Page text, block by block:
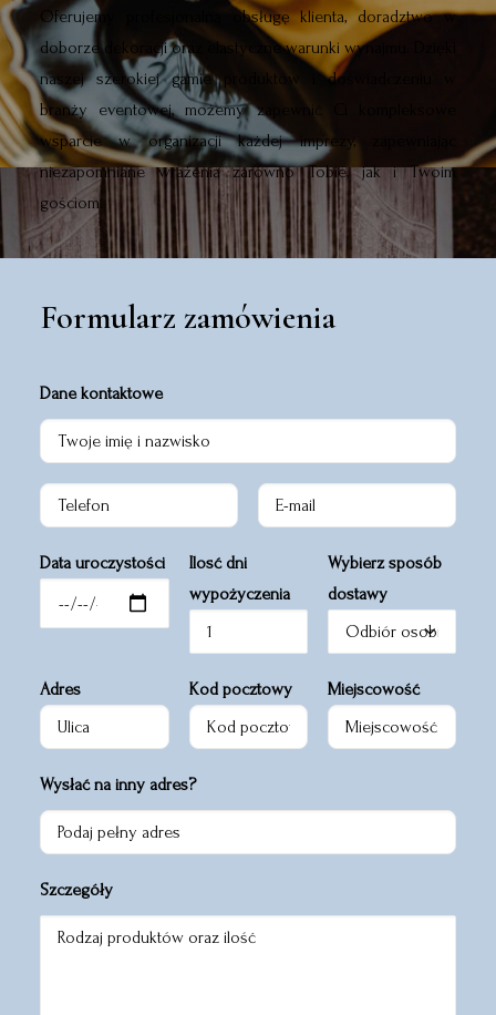
Oferujemy profesjonalną obsługę klienta, doradztwo w
doborze dekoracji oraz elastyczne warunki wynajmu. Dzięki
naszej szerokiej gamie produktów i doświadczeniu w
branży eventowej, możemy zapewnić Ci kompleksowe
wsparcie w organizacji każdej imprezy, zapewniając
niezapomniane wrażenia zarówno Tobie, jak i Twoim
gościom.
Formularz zamówienia
Dane kontaktowe
Data uroczystości
Ilosć dni
wypożyczenia
Wybierz sposób
dostawy
Adres Kod pocztowy Miejscowość
Wysłać na inny adres?
Szczegóły